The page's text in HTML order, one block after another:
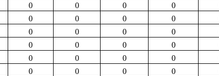
0 0 0 0
0 0 0 0
0 0 0 0
0 0 0 0
0 0 0 0
0 0 0 0